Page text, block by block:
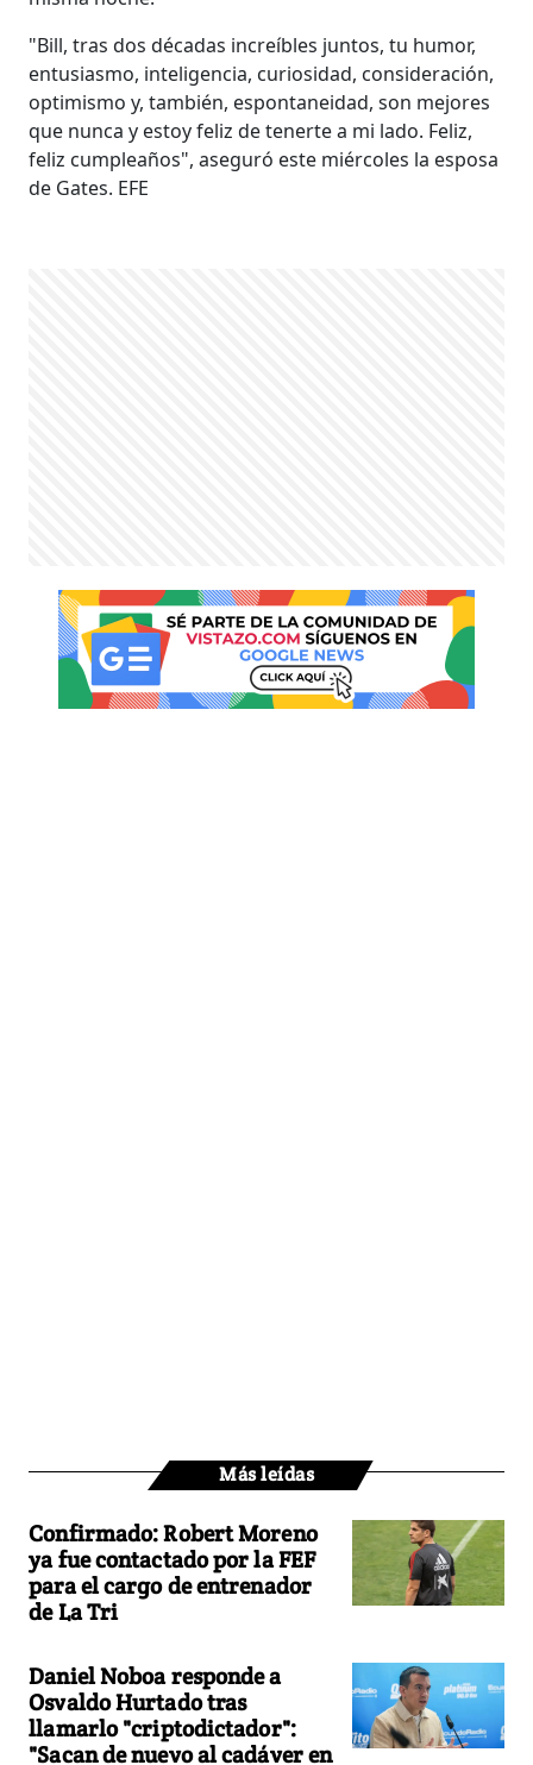
"Bill, tras dos décadas increíbles juntos, tu humor,
entusiasmo, inteligencia, curiosidad, consideración,
optimismo y, también, espontaneidad, son mejores
que nunca y estoy feliz de tenerte a mi lado. Feliz,
feliz cumpleaños", aseguró este miércoles la esposa
de Gates. EFE
Más leídas
Confirmado: Robert Moreno
ya fue contactado por la FEF
para el cargo de entrenador
de La Tri
Daniel Noboa responde a
Osvaldo Hurtado tras
llamarlo "criptodictador":
"Sacan de nuevo al cadáver en